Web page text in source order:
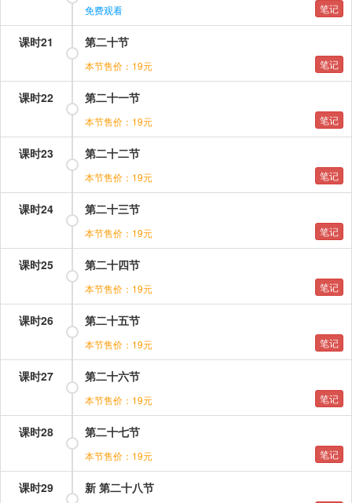
免费观看 笔记
课时21 第二十节
本节售价：19元 笔记
课时22 第二十一节
本节售价：19元 笔记
课时23 第二十二节
本节售价：19元 笔记
课时24 第二十三节
本节售价：19元 笔记
课时25 第二十四节
本节售价：19元 笔记
课时26 第二十五节
本节售价：19元 笔记
课时27 第二十六节
本节售价：19元 笔记
课时28 第二十七节
本节售价：19元 笔记
课时29 新 第二十八节